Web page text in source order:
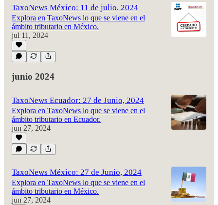
TaxoNews México: 11 de julio, 2024
Explora en TaxoNews lo que se viene en el
ámbito tributario en México.
jul 11, 2024
junio 2024
TaxoNews Ecuador: 27 de Junio, 2024
Explora en TaxoNews lo que se viene en el
ámbito tributario en Ecuador.
jun 27, 2024
TaxoNews México: 27 de Junio, 2024
Explora en TaxoNews lo que se viene en el
ámbito tributario en México.
jun 27, 2024